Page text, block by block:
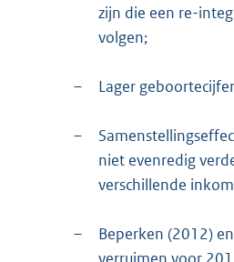
zijn die een re-
volgen;
– Lager
–
niet evenredig
verschillende
–
Beperken (2012)